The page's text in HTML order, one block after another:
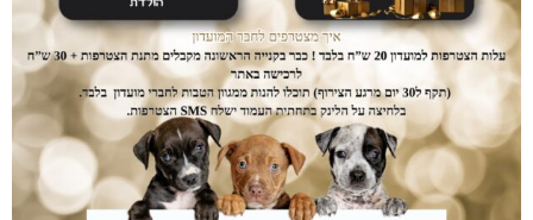
סטיספקשן לגורים מכל
הגזעים וכלבות בסוף
ההריון ובמהלך ההנקה
בשר טרי 20 ק”ג
389₪
379₪
NATURE WILD נייצר
גור בטעם ברווז&הודו 12
ק”ג
349₪
339₪